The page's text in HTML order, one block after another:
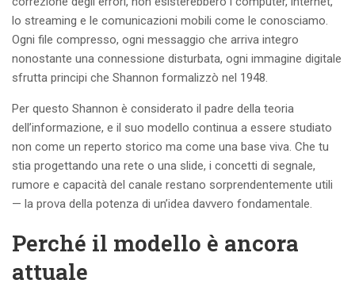
lo streaming e le comunicazioni mobili come le conosciamo.
Ogni file compresso, ogni messaggio che arriva integro
nonostante una connessione disturbata, ogni immagine digitale
sfrutta principi che Shannon formalizzò nel 1948.
Per questo Shannon è considerato il padre della teoria
dell’informazione, e il suo modello continua a essere studiato
non come un reperto storico ma come una base viva. Che tu
stia progettando una rete o una slide, i concetti di segnale,
rumore e capacità del canale restano sorprendentemente utili
— la prova della potenza di un’idea davvero fondamentale.
Perché il modello è ancora
attuale